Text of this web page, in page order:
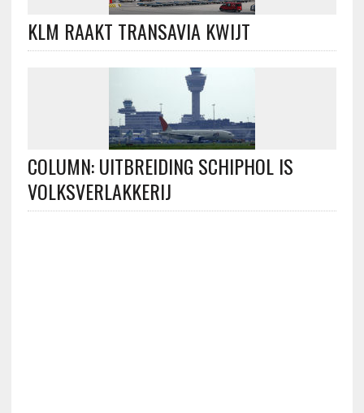
KLM RAAKT TRANSAVIA KWIJT
COLUMN: UITBREIDING SCHIPHOL IS
VOLKSVERLAKKERIJ